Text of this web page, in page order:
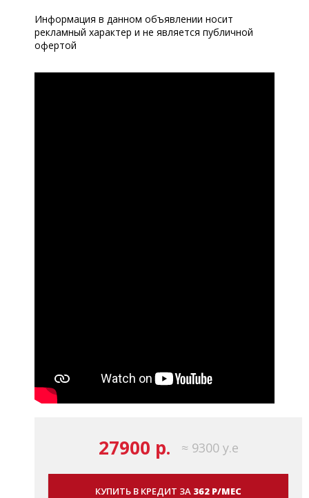
Информация в данном объявлении носит
рекламный характер и не является публичной
офертой
27900 р. ≈ 9300 у.е
КУПИТЬ В КРЕДИТ ЗА 362 Р/МЕС